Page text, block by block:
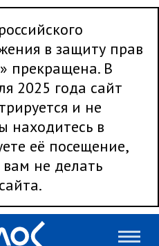
в защиту прав
прекращена. В
2025 года сайт
и не
находитесь в
её посещение,
не делать